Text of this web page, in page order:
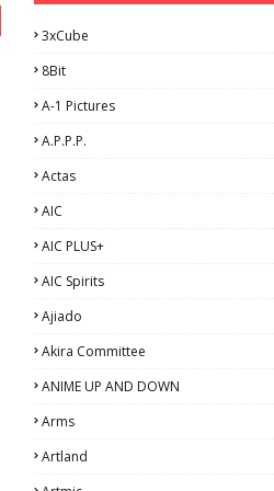
3xCube
8Bit
A-1 Pictures
A.P.P.P.
Actas
AIC
AIC PLUS+
AIC Spirits
Ajiado
Akira Committee
ANIME UP AND DOWN
Arms
Artland